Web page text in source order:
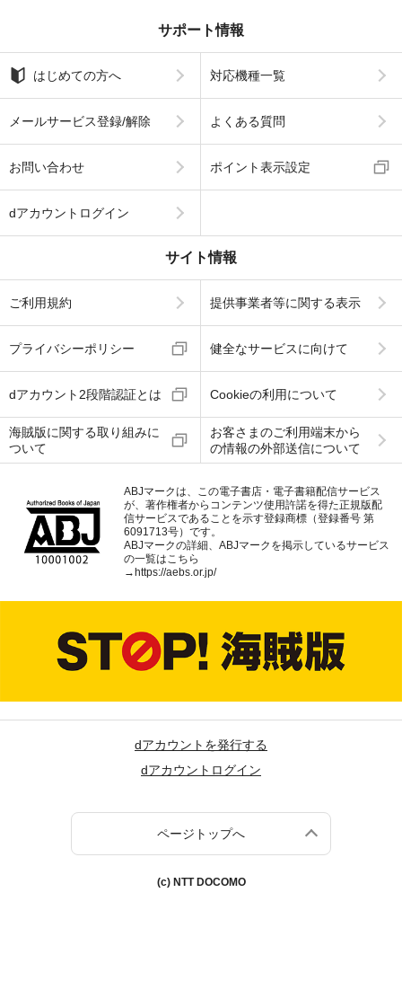
サポート情報
はじめての方へ 対応機種一覧
メールサービス登録/解除 よくある質問
お問い合わせ ポイント表示設定
dアカウントログイン
サイト情報
ご利用規約 提供事業者等に関する表示
プライバシーポリシー 健全なサービスに向けて
dアカウント2段階認証とは Cookieの利用について
海賊版に関する取り組みに
ついて
お客さまのご利用端末から
の情報の外部送信について
ABJマークは、この電子書店・電子書籍配信サービス
が、著作権者からコンテンツ使用許諾を得た正規版配
信サービスであることを示す登録商標（登録番号 第
6091713号）です。
ABJマークの詳細、ABJマークを掲示しているサービス
の一覧はこちら
→https://aebs.or.jp/
dアカウントを発行する
dアカウントログイン
ページトップへ
(c) NTT DOCOMO